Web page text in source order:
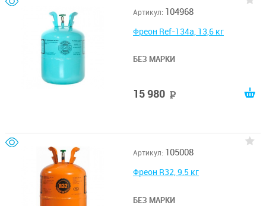
Артикул: 104968
Фреон Ref-134a, 13,6 кг
БЕЗ МАРКИ
15 980
Артикул: 105008
Фреон R32, 9,5 кг
БЕЗ МАРКИ